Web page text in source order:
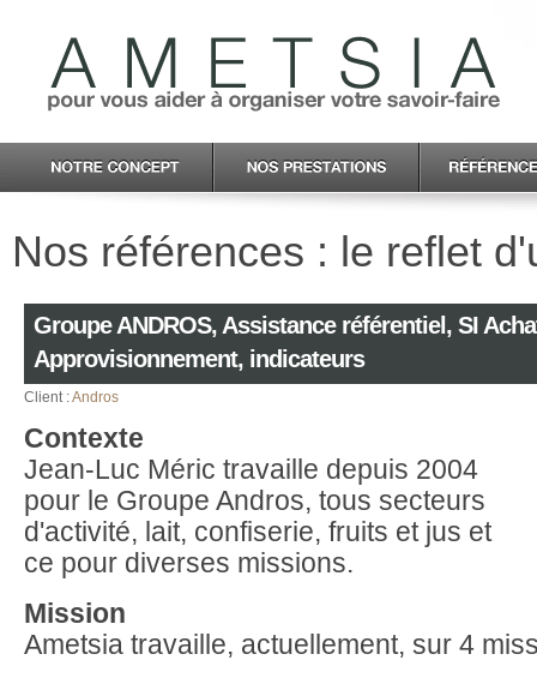
Nos références : le reflet
Groupe ANDROS, Assistance référentiel, SI
Approvisionnement, indicateurs
Client :Andros
Contexte
Jean-Luc Méric travaille depuis 2004
pour le Groupe Andros, tous secteurs
d'activité, lait, confiserie, fruits et jus et
ce pour diverses missions.
Mission
Ametsia travaille, actuellement, sur 4